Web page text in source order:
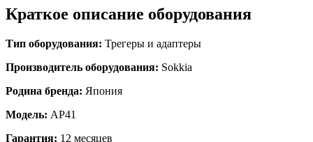
Краткое описание оборудования
Тип оборудования: Трегеры и адаптеры
Производитель оборудования: Sokkia
Родина бренда: Япония
Модель: AP41
Гарантия: 12 месяцев